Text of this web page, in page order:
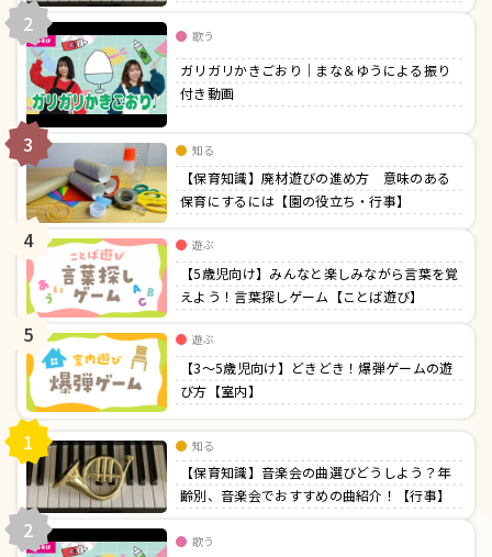
2 歌う
ガリガリかきごおり｜まな＆ゆうによる振り
付き動画
3 知る
【保育知識】廃材遊びの進め方 意味のある
保育にするには【園の役立ち・行事】
4 遊ぶ
【5歳児向け】みんなと楽しみながら言葉を覚
えよう！言葉探しゲーム【ことば遊び】
5 遊ぶ
【3〜5歳児向け】どきどき！爆弾ゲームの遊
び方【室内】
1 知る
【保育知識】音楽会の曲選びどうしよう？年
齢別、音楽会でおすすめの曲紹介！【行事】
2 歌う